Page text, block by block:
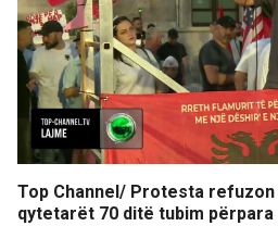
Top Channel/ Protesta refuzon
qytetarët 70 ditë tubim